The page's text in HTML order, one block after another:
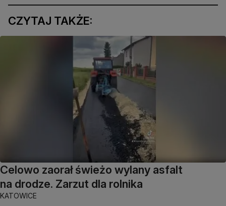
CZYTAJ TAKŻE:
Celowo zaorał świeżo wylany asfalt
na drodze. Zarzut dla rolnika
KATOWICE